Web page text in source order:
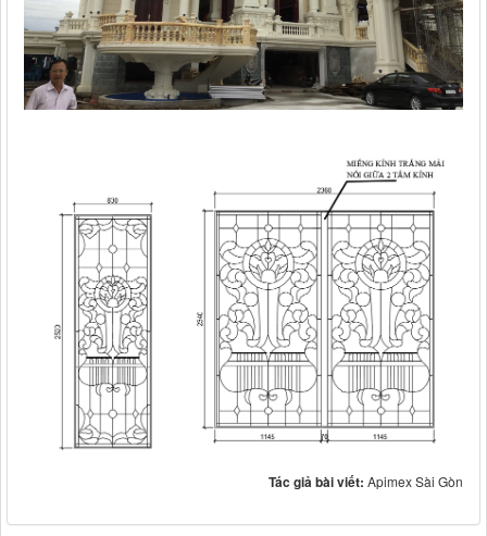
Tác giả bài viết: Apimex Sài Gòn